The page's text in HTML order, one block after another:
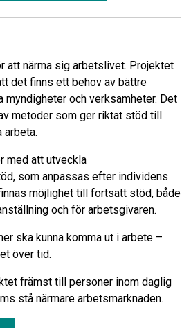
att närma sig arbetslivet. Projektet
det finns ett behov av bättre
myndigheter och verksamheter. Det
metoder som ger riktat stöd till
arbeta.
med att utveckla
som anpassas efter individens
möjlighet till fortsatt stöd, både
och för arbetsgivaren.
ska kunna komma ut i arbete –
över tid.
främst till personer inom daglig
stå närmare arbetsmarknaden.